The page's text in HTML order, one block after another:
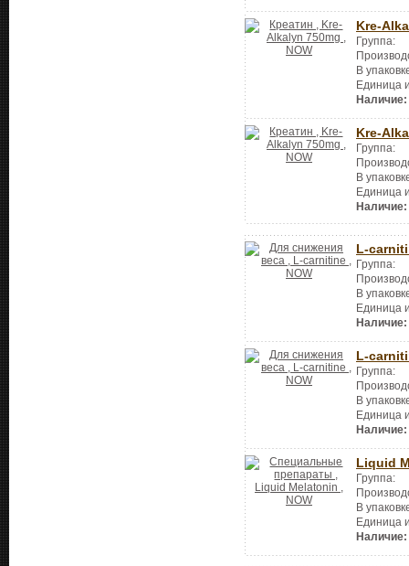
Kre-
Группа:
В
Единица
Наличие:
Kre-
Группа:
В
Единица
Наличие:
L-
Группа:
В
Единица
Наличие:
L-
Группа:
В
Единица
Наличие:
Liquid
Группа:
В
Единица
Наличие: